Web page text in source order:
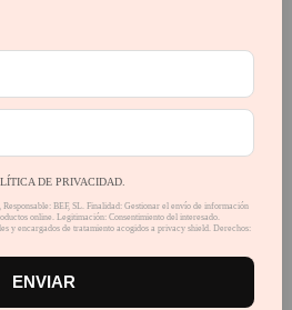
Ciner
DE PRIVACIDAD.
BEF, SL. Finalidad: Gestionar el envío de información
online. Legitimación: Consentimiento del interesado.
y encargados de tratamiento acogidos a privacy shield. Derechos:
ENVIAR